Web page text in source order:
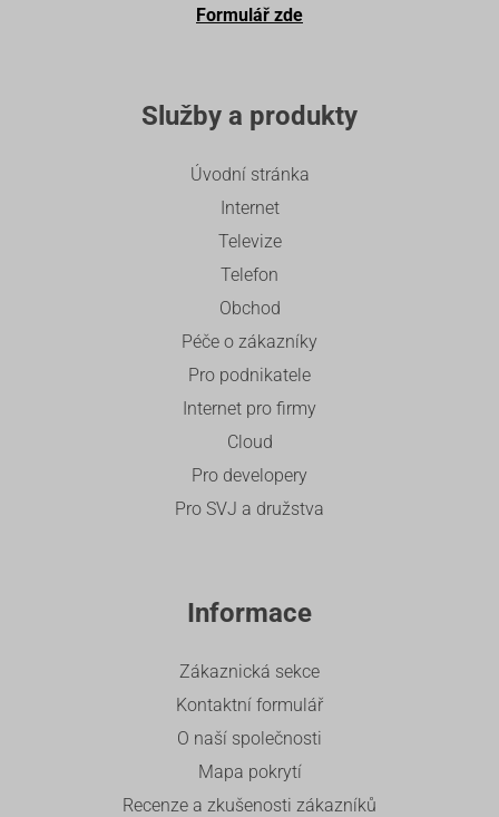
Formulář zde
Služby a produkty
Úvodní stránka
Internet
Televize
Telefon
Obchod
Péče o zákazníky
Pro podnikatele
Internet pro firmy
Cloud
Pro developery
Pro SVJ a družstva
Informace
Zákaznická sekce
Kontaktní formulář
O naší společnosti
Mapa pokrytí
Recenze a zkušenosti zákazníků